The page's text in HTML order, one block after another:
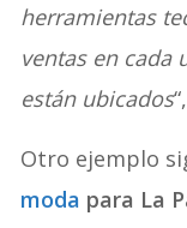
herramientas
ventas en cada
están ubicados
Otro ejemplo
moda para La